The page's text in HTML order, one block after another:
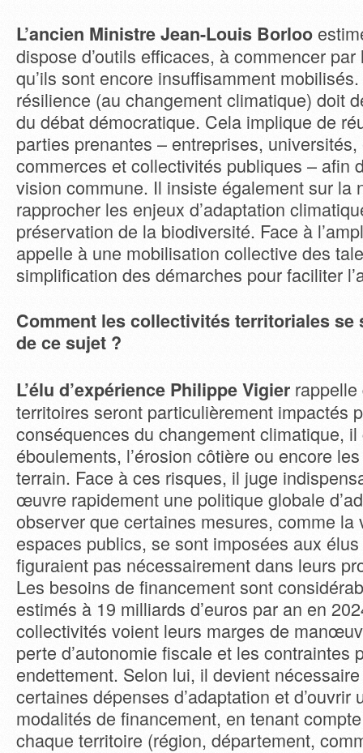
L’ancien Ministre Jean-Louis Borloo
dispose d’outils efficaces, à commencer
qu’ils sont encore insuffisamment
résilience (au changement climatique) doit
du débat démocratique. Cela implique de
parties prenantes – entreprises,
commerces et collectivités publiques – afin
vision commune. Il insiste également sur la
rapprocher les enjeux d’adaptation
préservation de la biodiversité. Face à
appelle à une mobilisation collective des
simplification des démarches pour faciliter
Comment les collectivités territoriales se
de ce sujet ?
L’élu d’expérience Philippe Vigier
territoires seront particulièrement impactés
conséquences du changement climatique,
éboulements, l’érosion côtière ou encore
terrain. Face à ces risques, il juge
œuvre rapidement une politique globale
observer que certaines mesures, comme la
espaces publics, se sont imposées aux élus
figuraient pas nécessairement dans leurs
Les besoins de financement sont
estimés à 19 milliards d’euros par an en
collectivités voient leurs marges de
perte d’autonomie fiscale et les contraintes
endettement. Selon lui, il devient
certaines dépenses d’adaptation et d’ouvrir
modalités de financement, en tenant
chaque territoire (région, département,